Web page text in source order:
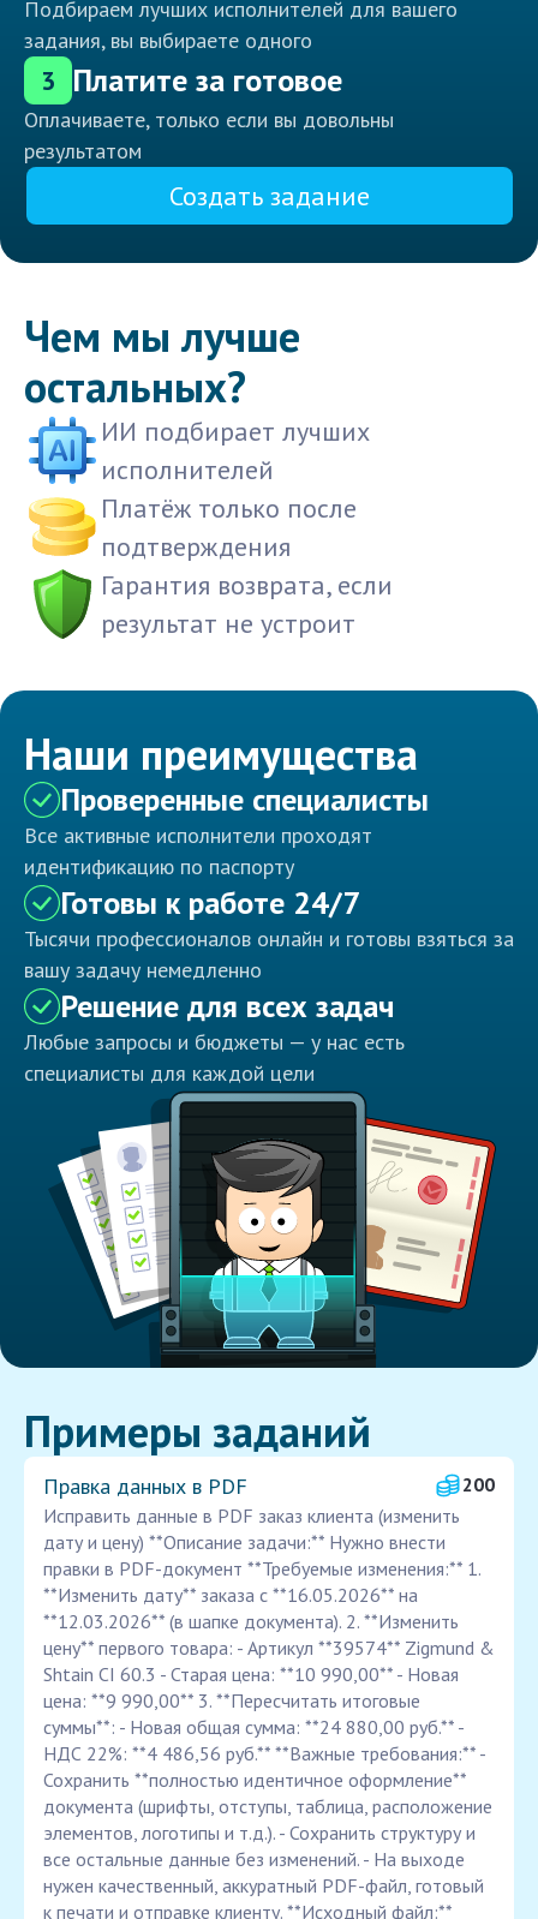
Подбираем лучших исполнителей для вашего
задания, вы выбираете одного
3 Платите за готовое
Оплачиваете, только если вы довольны
результатом
Создать задание
Чем мы лучше
остальных?
ИИ подбирает лучших
исполнителей
Платёж только после
подтверждения
Гарантия возврата, если
результат не устроит
Наши преимущества
Проверенные специалисты
Все активные исполнители проходят
идентификацию по паспорту
Готовы к работе 24/7
Тысячи профессионалов онлайн и готовы взяться за
вашу задачу немедленно
Решение для всех задач
Любые запросы и бюджеты — у нас есть
специалисты для каждой цели
Примеры заданий
Правка данных в PDF
200
Исправить данные в PDF заказ клиента (изменить
дату и цену) **Описание задачи:** Нужно внести
правки в PDF-документ **Требуемые изменения:** 1.
**Изменить дату** заказа с **16.05.2026** на
**12.03.2026** (в шапке документа). 2. **Изменить
цену** первого товара: - Артикул **39574** Zigmund &
Shtain CI 60.3 - Старая цена: **10 990,00** - Новая
цена: **9 990,00** 3. **Пересчитать итоговые
суммы**: - Новая общая сумма: **24 880,00 руб.** -
НДС 22%: **4 486,56 руб.** **Важные требования:** -
Сохранить **полностью идентичное оформление**
документа (шрифты, отступы, таблица, расположение
элементов, логотипы и т.д.). - Сохранить структуру и
все остальные данные без изменений. - На выходе
нужен качественный, аккуратный PDF-файл, готовый
к печати и отправке клиенту. **Исходный файл:**